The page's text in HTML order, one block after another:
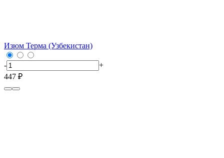
Изюм Терма (Узбекистан)
-
+
447 ₽